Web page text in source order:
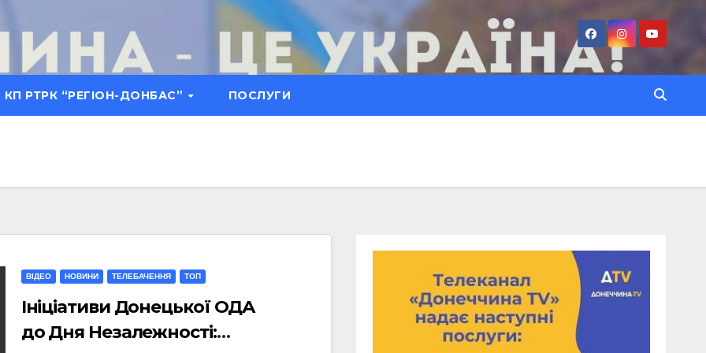
КП РТРК “РЕГІОН-ДОНБАС” ПОСЛУГИ
ВІДЕО НОВИНИ ТЕЛЕБАЧЕННЯ ТОП
Ініціативи Донецької ОДА
до Дня Незалежності: